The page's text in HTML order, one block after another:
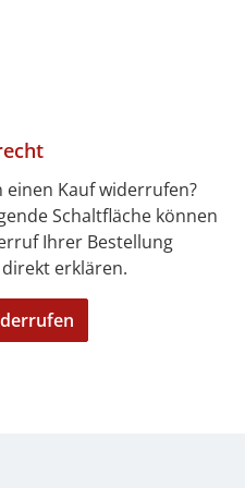
einen Kauf widerrufen?
Schaltfläche können
Ihrer Bestellung
erklären.